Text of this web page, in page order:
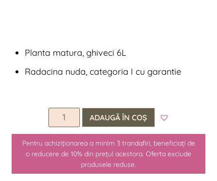
Planta matura, ghiveci 6L
Radacina nuda, categoria I cu garantie
Cantitate
Boscobel
ADAUGĂ ÎN COȘ
Pentru achiziționarea a minim 3 trandafiri, beneficiați de
o reducere de 10% din prețul acestora. Oferta exclude
produsele reduse.